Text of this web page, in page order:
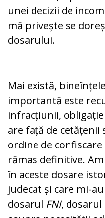
unei decizii de
mă privește se
dosarului.
Mai există,
importantă este
infracțiunii,
are față de cetățenii
ordine de
rămas definitive.
în aceste dosare
judecat și care mi-
dosarul FNI, dosarul